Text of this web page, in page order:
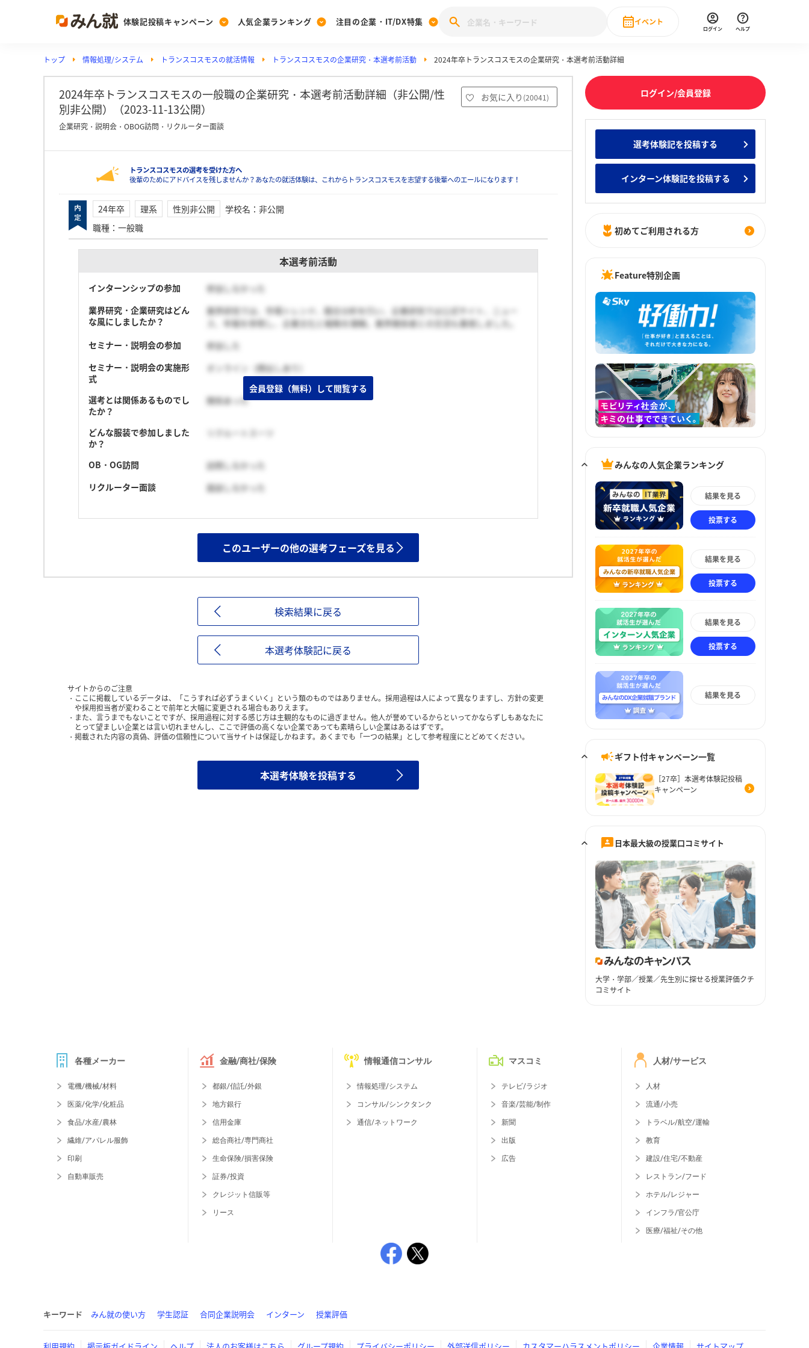
体験記投稿キャンペーン
Post
投稿する
[27卒] 本選考体験記投稿キャンペーン
人気企業ランキング
Ranking
ランキングを見る
みんなのDX企業就職ブランド調査
Vote みんなの新卒就職人気企業ランキング みんなのインターン人気企業ランキ
注目の企業・IT/DX特集
PickUp
注目の企業特集
28卒 IT・DX現場社員インタビュー
動画で知ろう！業界・企業研究
イベント
直近のイベント一覧
ログイン ヘルプ
トップ 情報処理/システム トランスコスモスの就活情報 トランスコスモスの企業研究・本選考前活動 2024年卒トランスコスモスの企業研究・本選考前活動詳細
2024年卒トランスコスモスの一般職の企業研究・本選考前活動詳細（非公開/性
別非公開）（2023-11-13公開）
お気に入り (20041)
企業研究・説明会・OBOG訪問・リクルーター面談
トランスコスモスの選考を受けた方へ
後輩のためにアドバイスを残しませんか？あなたの就活体験は、これからトランスコスモスを志望する後輩へのエールになります！
24年卒 理系 性別非公開 学校名 ： 非公開
職種 ： 一般職
本選考前活動
インターンシップの参加
参加しなかった
業界研究・企業研究はどん
な風にしましたか？
業界研究では、市場トレンド、競合分析を行い、企業研究では公式サイト、ニュー
ス、年報を参照し、企業文化と戦略を理解。業界関係者との交流も重視しました。
セミナー・説明会の参加
参加した
セミナー・説明会の実施形
式
オンライン（顔出しあり）
選考とは関係あるものでし
たか？
関係あった
どんな服装で参加しました
か？
リクルートスーツ
OB・OG訪問
訪問しなかった
リクルーター面談
面談しなかった
会員登録（無料）して閲覧する
このユーザーの他の選考フェーズを見る
検索結果に戻る
本選考体験記に戻る
サイトからのご注意
ここに掲載しているデータは、「こうすれば必ずうまくいく」という類のものではありません。採用過程は人によって異なりますし、方針の変更
や採用担当者が変わることで前年と大幅に変更される場合もありえます。
また、言うまでもないことですが、採用過程に対する感じ方は主観的なものに過ぎません。他人が誉めているからといってかならずしもあなたに
とって望ましい企業とは言い切れませんし、ここで評価の高くない企業であっても素晴らしい企業はあるはずです。
掲載された内容の真偽、評価の信頼性について当サイトは保証しかねます。あくまでも「一つの結果」として参考程度にとどめてください。
本選考体験を投稿する
ログイン/会員登録
選考体験記を投稿する
インターン体験記を投稿する
初めてご利用される方
Feature特別企画
みんなの人気企業ランキング
結果を見る
投票する
結果を見る
投票する
結果を見る
投票する
結果を見る
ギフト付キャンペーン一覧
［27卒］本選考体験記投稿
キャンペーン
日本最大級の授業口コミサイト
大学・学部／授業／先生別に探せる授業評価クチ
コミサイト
各種メーカー
電機/機械/材料
医薬/化学/化粧品
食品/水産/農林
繊維/アパレル服飾
印刷
自動車販売
金融/商社/保険
都銀/信託/外銀
地方銀行
信用金庫
総合商社/専門商社
生命保険/損害保険
証券/投資
クレジット信販等
リース
情報通信コンサル
情報処理/システム
コンサル/シンクタンク
通信/ネットワーク
マスコミ
テレビ/ラジオ
音楽/芸能/制作
新聞
出版
広告
人材/サービス
人材
流通/小売
トラベル/航空/運輸
教育
建設/住宅/不動産
レストラン/フード
ホテル/レジャー
インフラ/官公庁
医療/福祉/その他
キーワード みん就の使い方 学生認証 合同企業説明会 インターン 授業評価